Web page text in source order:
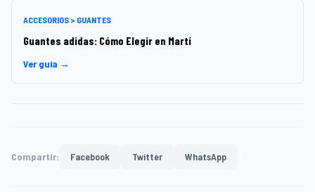
ACCESORIOS > GUANTES
Guantes adidas: Cómo Elegir en Martí
Ver guía →
Compartir: Facebook Twitter WhatsApp